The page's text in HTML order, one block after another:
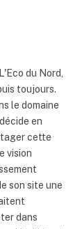
du Nord,
toujours.
le domaine
en
cette
vision
son site une
dans